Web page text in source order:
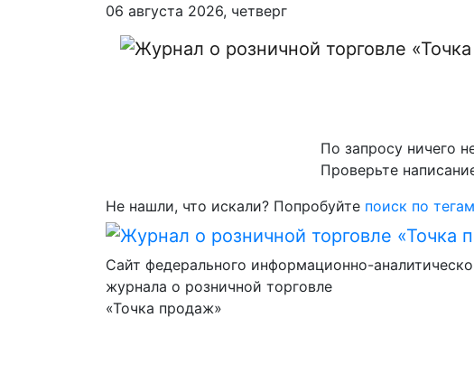
06 августа 2026, четверг
По запросу ничего
Проверьте
Не нашли, что искали? Попробуйте поиск по тегам
Сайт федерального информационно-
журнала о розничной торговле
«Точка продаж»